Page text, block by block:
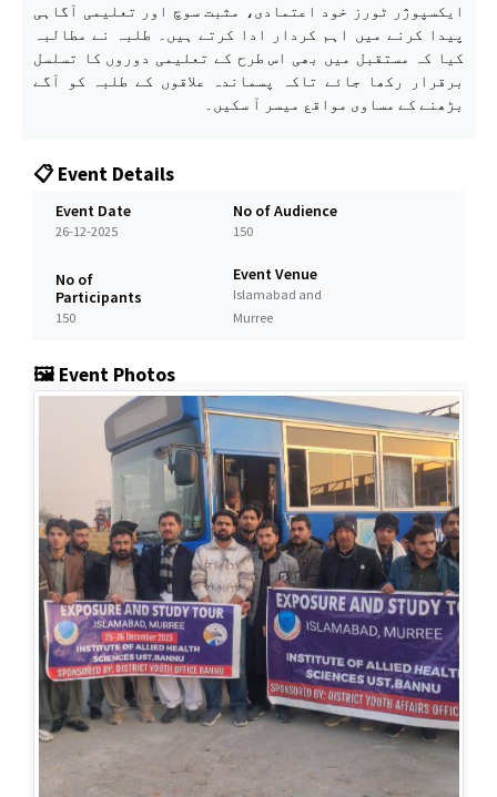
ایکسپوژر ٹورز خود اعتمادی، مثبت سوچ اور تعلیمی آگاہی
پیدا کرنے میں اہم کردار ادا کرتے ہیں۔ طلبہ نے مطالبہ
کیا کہ مستقبل میں بھی اس طرح کے تعلیمی دوروں کا تسلسل
برقرار رکھا جائے تاکہ پسماندہ علاقوں کے طلبہ کو آگے
بڑھنے کے مساوی مواقع میسر آ سکیں۔
📋 Event Details
Event Date
26-12-2025
No of Audience
150
No of
Participants
150
Event Venue
Islamabad and
Murree
🖼️ Event Photos